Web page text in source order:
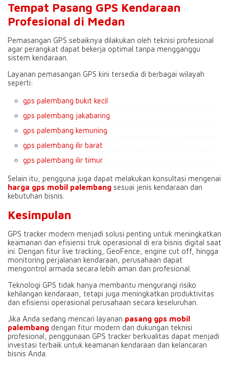
Tempat Pasang GPS Kendaraan
Profesional di Medan
Pemasangan GPS sebaiknya dilakukan oleh teknisi profesional
agar perangkat dapat bekerja optimal tanpa mengganggu
sistem kendaraan.
Layanan pemasangan GPS kini tersedia di berbagai wilayah
seperti:
gps palembang bukit kecil
gps palembang jakabaring
gps palembang kemuning
gps palembang ilir barat
gps palembang ilir timur
Selain itu, pengguna juga dapat melakukan konsultasi mengenai
harga gps mobil palembang sesuai jenis kendaraan dan
kebutuhan bisnis.
Kesimpulan
GPS tracker modern menjadi solusi penting untuk meningkatkan
keamanan dan efisiensi truk operasional di era bisnis digital saat
ini. Dengan fitur live tracking, GeoFence, engine cut off, hingga
monitoring perjalanan kendaraan, perusahaan dapat
mengontrol armada secara lebih aman dan profesional.
Teknologi GPS tidak hanya membantu mengurangi risiko
kehilangan kendaraan, tetapi juga meningkatkan produktivitas
dan efisiensi operasional perusahaan secara keseluruhan.
Jika Anda sedang mencari layanan pasang gps mobil
palembang dengan fitur modern dan dukungan teknisi
profesional, penggunaan GPS tracker berkualitas dapat menjadi
investasi terbaik untuk keamanan kendaraan dan kelancaran
bisnis Anda.